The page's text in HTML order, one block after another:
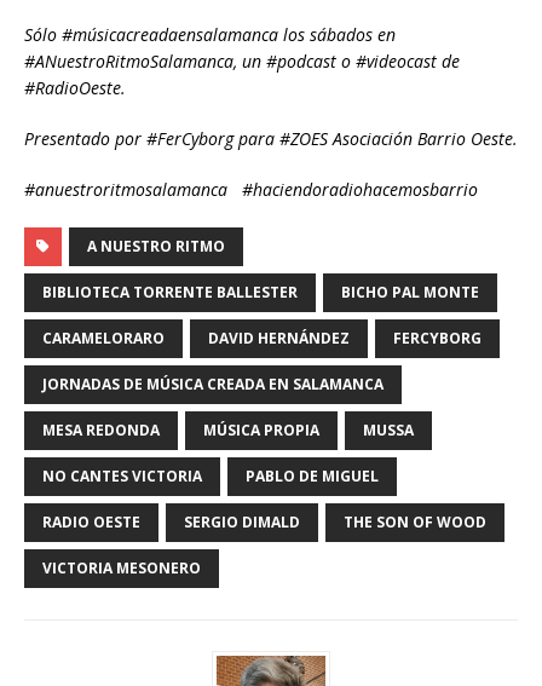
Sólo #músicacreadaensalamanca los sábados en
#ANuestroRitmoSalamanca, un #podcast o #videocast de
#RadioOeste.
Presentado por #FerCyborg para #ZOES Asociación Barrio Oeste.
#anuestroritmosalamanca #haciendoradiohacemosbarrio
A NUESTRO RITMO
BIBLIOTECA TORRENTE BALLESTER BICHO PAL MONTE
CARAMELORARO DAVID HERNÁNDEZ FERCYBORG
JORNADAS DE MÚSICA CREADA EN SALAMANCA
MESA REDONDA MÚSICA PROPIA MUSSA
NO CANTES VICTORIA PABLO DE MIGUEL
RADIO OESTE SERGIO DIMALD THE SON OF WOOD
VICTORIA MESONERO